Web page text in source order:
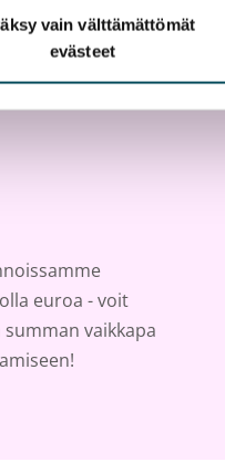
vain välttämättömät
evästeet
euroa - voit
vaikkapa